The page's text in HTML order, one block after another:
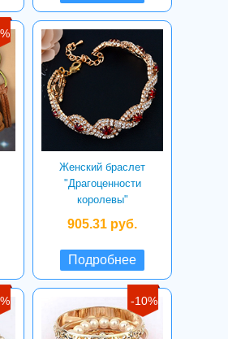
Женский браслет
"Драгоценности
королевы"
905.31 руб.
Подробнее
-10%